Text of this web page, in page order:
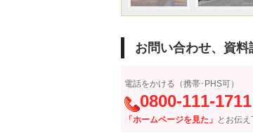
お問い合わせ、資
電話をかける（携帯･PHS可）
0800-111-1711
「ホームページを見た」 とお伝